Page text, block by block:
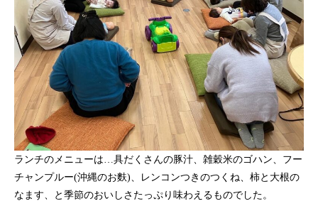
ランチのメニューは…具だくさんの豚汁、雑穀米のゴハン、フー
チャンプルー(沖縄のお麩)、レンコンつきのつくね、柿と大根の
なます、と季節のおいしさたっぷり味わえるものでした。